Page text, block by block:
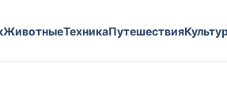
ЖивотныеТехникаПутешествия